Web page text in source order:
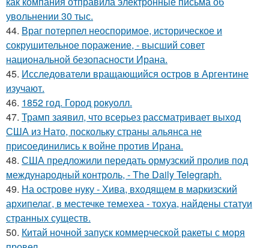
увольнении 30 тыс.
44. Враг потерпел неоспоримое, историческое и
сокрушительное поражение, - высший совет
национальной безопасности Ирана.
45. Исследователи вращающийся остров в Аргентине
изучают.
46. 1852 год. Город рокуолл.
47. Трамп заявил, что всерьез рассматривает выход
США из Нато, поскольку страны альянса не
присоединились к войне против Ирана.
48. США предложили передать ормузский пролив под
международный контроль, - The Daily Telegraph.
49. На острове нуку - Хива, входящем в маркизский
архипелаг, в местечке темехеа - тохуа, найдены статуи
странных существ.
50. Китай ночной запуск коммерческой ракеты с моря